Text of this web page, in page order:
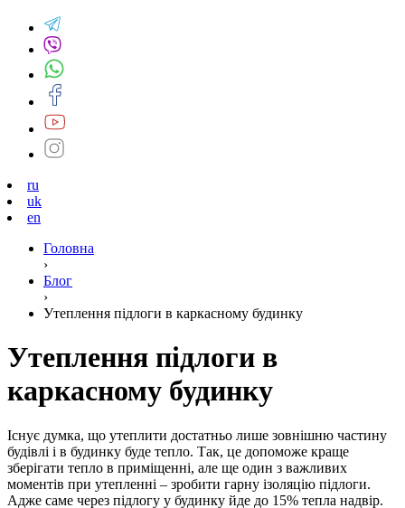
ru
uk
en
Головна
›
Блог
›
Утеплення підлоги в каркасному будинку
Утеплення підлоги в
каркасному будинку
Існує думка, що утеплити достатньо лише зовнішню частину
будівлі і в будинку буде тепло. Так, це допоможе краще
зберігати тепло в приміщенні, але ще один з важливих
моментів при утепленні – зробити гарну ізоляцію підлоги.
Адже саме через підлогу у будинку йде до 15% тепла надвір.